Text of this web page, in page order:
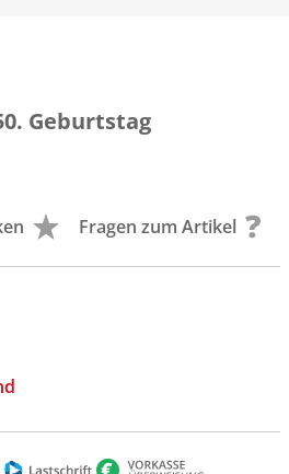
Geburtstag
Fragen zum Artikel